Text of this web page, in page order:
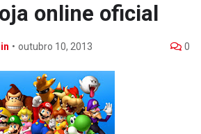
online oficial
• outubro 10, 2013 0